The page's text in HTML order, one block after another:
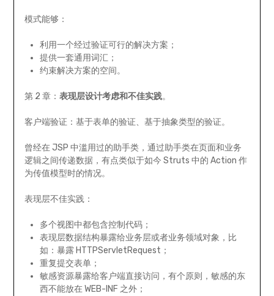
模式能够：
利用一个经过验证可行的解决方案；
提供一套通用词汇；
约束解决方案的空间。
第 2 章： 表现层设计考虑和不佳实践。
客户端验证：基于表单的验证、基于抽象类型的验证。
曾经在 JSP 中滥用过的助手类，通过助手类在页面和业务
逻辑之间传递数据，有点类似于如今 Struts 中的 Action 作
为传值模型时的情况。
表现层不佳实践：
多个视图中都包含控制代码；
表现层数据结构暴露给业务层或者业务领域对象，比
如：暴露 HTTPServletRequest；
重复提交表单；
敏感资源暴露给客户端直接访问，有个原则，敏感的东
西不能放在 WEB-INF 之外；